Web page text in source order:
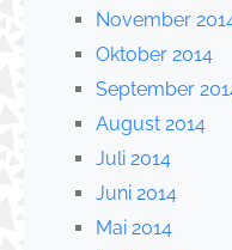
November
Oktober 2014
September
August 2014
Juli 2014
Juni 2014
Mai 2014